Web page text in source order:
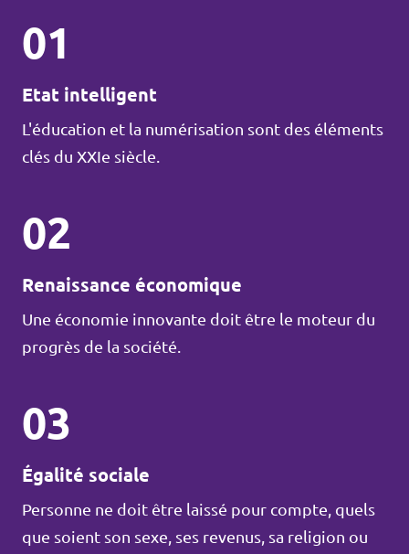
01
Etat intelligent
L'éducation et la numérisation sont des éléments
clés du XXIe siècle.
02
Renaissance économique
Une économie innovante doit être le moteur du
progrès de la société.
03
Égalité sociale
Personne ne doit être laissé pour compte, quels
que soient son sexe, ses revenus, sa religion ou